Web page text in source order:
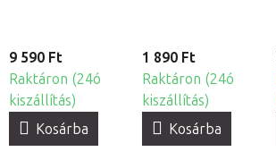
9 590 Ft
Raktáron (24ó
kiszállítás)
Kosárba
1 890 Ft
Raktáron (24ó
kiszállítás)
Kosárba